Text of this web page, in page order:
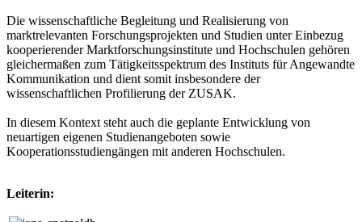
Die wissenschaftliche Begleitung und Realisierung von
marktrelevanten Forschungsprojekten und Studien unter Einbezug
kooperierender Marktforschungsinstitute und Hochschulen gehören
gleichermaßen zum Tätigkeitsspektrum des Instituts für Angewandte
Kommunikation und dient somit insbesondere der
wissenschaftlichen Profilierung der ZUSAK.
In diesem Kontext steht auch die geplante Entwicklung von
neuartigen eigenen Studienangeboten sowie
Kooperationsstudiengängen mit anderen Hochschulen.
Leiterin: